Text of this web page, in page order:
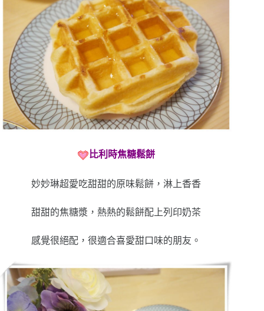
比利時焦糖鬆餅
妙妙琳超愛吃甜甜的原味鬆餅，淋上香香
甜甜的焦糖漿，熱熱的鬆餅配上列印奶茶
感覺很絕配，很適合喜愛甜口味的朋友。